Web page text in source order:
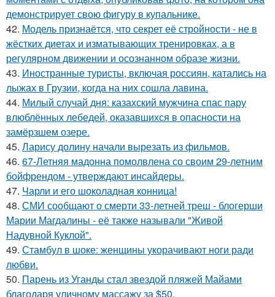
демонстрирует свою фигуру в купальнике.
42. Модель признаётся, что секрет её стройности - не в
жёстких диетах и изматывающих тренировках, а в
регулярном движении и осознанном образе жизни.
43. Иностранные туристы, включая россиян, катались на
лыжах в Грузии, когда на них сошла лавина.
44. Милый случай дня: казахский мужчина спас пару
влюблённых лебедей, оказавшихся в опасности на
замёрзшем озере.
45. Ларису долину начали вырезать из фильмов.
46. 67-Летняя мадонна помолвлена со своим 29-летним
бойфрендом - утверждают инсайдеры.
47. Чарли и его шоколадная конница!
48. СМИ сообщают о смерти 33-летней треш - блогерши
Марии Магдалины - её также называли "Живой
Надувной Куклой".
49. Стамбул в шоке: женщины укорачивают ноги ради
любви.
50. Парень из Уганды стал звездой пляжей Майами
благодаря уличному массажу за $50.